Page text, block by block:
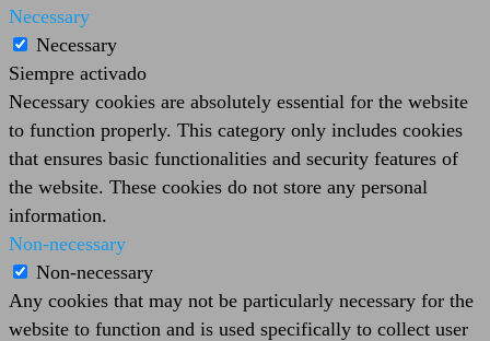
Necessary
Necessary
Siempre activado
Necessary cookies are absolutely essential for the website
to function properly. This category only includes cookies
that ensures basic functionalities and security features of
the website. These cookies do not store any personal
information.
Non-necessary
Non-necessary
Any cookies that may not be particularly necessary for the
website to function and is used specifically to collect user